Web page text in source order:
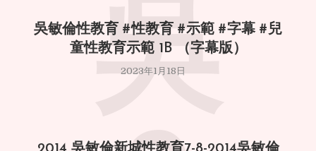
吳敏倫性教育 #性教育 #示範 #字幕 #兒
童性教育示範 1B （字幕版）
2023年1月18日
吳